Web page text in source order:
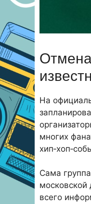
На
многих
Сама
московской
всего